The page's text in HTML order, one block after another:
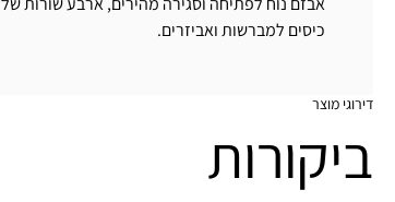
כיסים למברשות ואביזרים.
דירוגי מוצר
ביקורות